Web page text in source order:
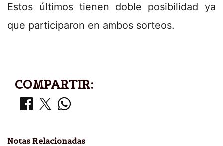
Estos últimos tienen doble posibilidad ya
que participaron en ambos sorteos.
COMPARTIR:
Notas Relacionadas